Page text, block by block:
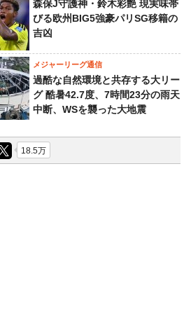
森保J守護神・鈴木彩艶 現実味帯
びる欧州BIG5強豪パリSG移籍の
吉凶
メジャーリーグ通信
過酷な自然環境と共存する大リー
グ 酷暑42.7度、7時間23分の雨天
中断、WSを襲った大地震
18.5万